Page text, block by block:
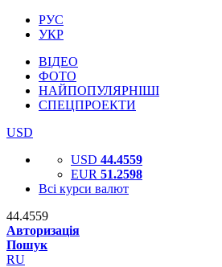
РУС
УКР
ВІДЕО
ФОТО
НАЙПОПУЛЯРНІШІ
СПЕЦПРОЕКТИ
USD
USD 44.4559
EUR 51.2598
Всі курси валют
44.4559
Авторизація
Пошук
RU